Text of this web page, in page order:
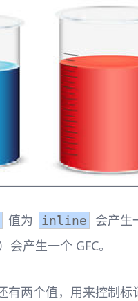
值为 inline 会产生
会产生一个 GFC。
有两个值，用来控制标